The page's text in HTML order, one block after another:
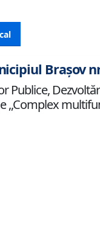
Brașov
Publice,